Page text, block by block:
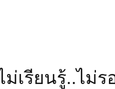
เรียนรู้..ไม่ร